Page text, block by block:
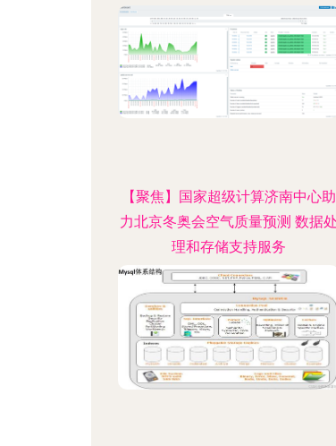
【聚焦】国家超级计算济南中心助
力北京冬奥会空气质量预测 数据处
理和存储支持服务